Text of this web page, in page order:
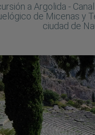
a Argolida -
de Micenas y
ciudad de